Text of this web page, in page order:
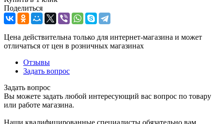
Поделиться
Цена действительна только для интернет-магазина и может
отличаться от цен в розничных магазинах
Отзывы
Задать вопрос
Задать вопрос
Вы можете задать любой интересующий вас вопрос по товару
или работе магазина.
Наши квалифицированные специалисты обязательно вам